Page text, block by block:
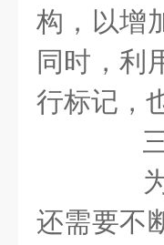
构，以增
同时，利
行标记，
为
还需要不